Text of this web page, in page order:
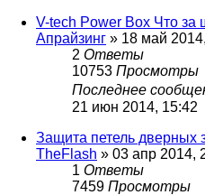
V-tech Power Box Что за
Апрайзинг » 18 май
2 Ответы
10753 Просмотры
Последнее
21 июн 2014, 15:42
Защита петель дверных
TheFlash » 03 апр 2014,
1 Ответы
7459 Просмотры